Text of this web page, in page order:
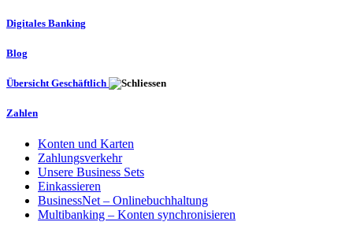
Digitales Banking
Blog
Übersicht Geschäftlich
Zahlen
Konten und Karten
Zahlungsverkehr
Unsere Business Sets
Einkassieren
BusinessNet – Onlinebuchhaltung
Multibanking – Konten synchronisieren